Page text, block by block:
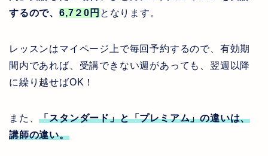
するので、 6,7 ２0 円 となります。
レッスンはマイページ上で毎回予約するので、有効期
間内であれば、受講できない週があっても、翌週以降
に繰り越せばOK！
また、「スタンダード」と「プレミアム」の違いは、
講師の違い。